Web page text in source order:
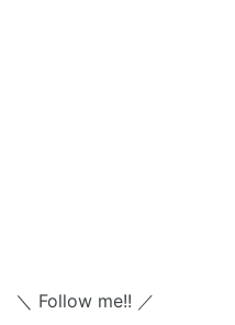
＼ Follow me!! ／